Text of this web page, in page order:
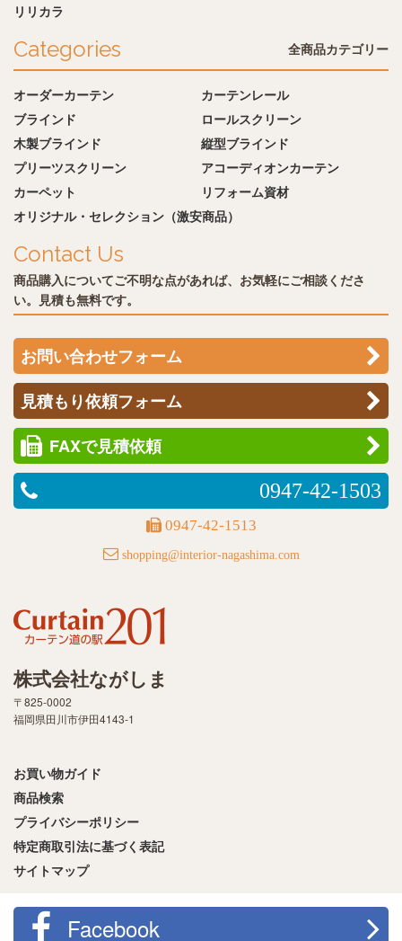
リリカラ
Categories 全商品カテゴリー
オーダーカーテン
カーテンレール
ブラインド
ロールスクリーン
木製ブラインド
縦型ブラインド
プリーツスクリーン
アコーディオンカーテン
カーペット
リフォーム資材
オリジナル・セレクション（激安商品）
Contact Us
商品購入についてご不明な点があれば、お気軽にご相談くださ
い。見積も無料です。
お問い合わせフォーム
見積もり依頼フォーム
FAXで見積依頼
0947-42-1503
0947-42-1513
shopping@interior-nagashima.com
株式会社ながしま
〒825-0002
福岡県田川市伊田4143-1
お買い物ガイド
商品検索
プライバシーポリシー
特定商取引法に基づく表記
サイトマップ
Facebook